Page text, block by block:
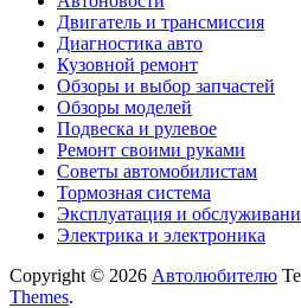
Двигатель и трансмиссия
Диагностика авто
Кузовной ремонт
Обзоры и выбор запчастей
Обзоры моделей
Подвеска и рулевое
Ремонт своими руками
Советы автомобилистам
Тормозная система
Эксплуатация и
Электрика и электроника
Copyright © 2026 Автолюбителю
Themes.